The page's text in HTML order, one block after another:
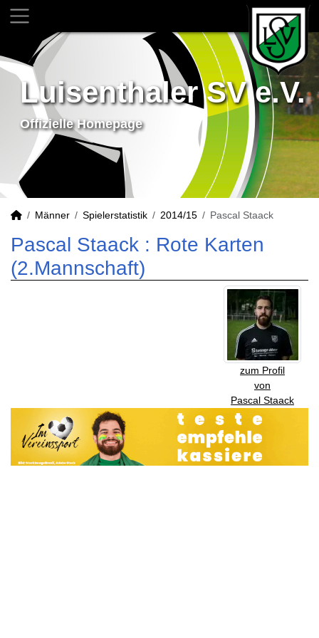
Luisenthaler SV e.V.
Offizielle Homepage
Männer Spielerstatistik 2014/15 Pascal Staack
Pascal Staack : Rote Karten
(2.Mannschaft)
zum Profil
von
Pascal Staack